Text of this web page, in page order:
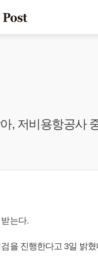
, 저비용항공사
는다.
을 진행한다고 3일 밝